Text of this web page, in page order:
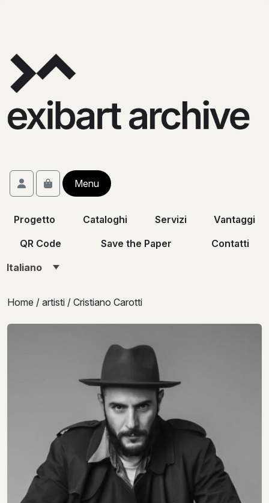
Account
Cart
Menu
Progetto Cataloghi Servizi
Vantaggi
QR Code
Save the Paper
Contatti
Italiano
Home / artisti / Cristiano Carotti